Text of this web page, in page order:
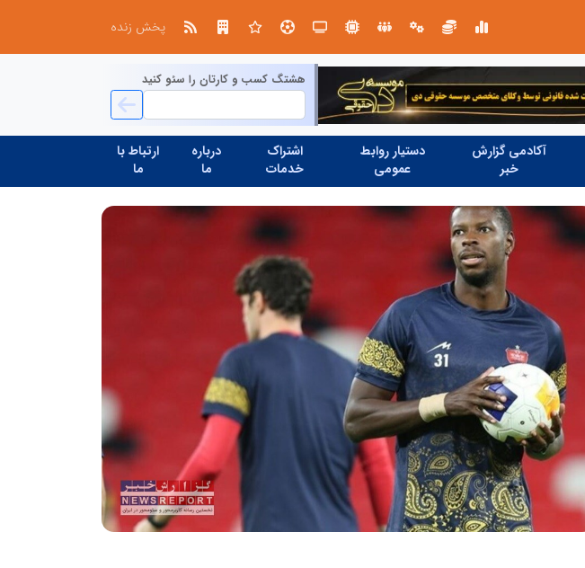
پخش زنده
هشتگ کسب و کارتان را سئو کنید
آکادمی گزارش
خبر
دستیار روابط
عمومی
اشتراک
خدمات
درباره
ما
ارتباط با
ما